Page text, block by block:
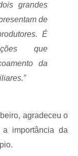
grandes
de
É
que
da
agradeceu o
importância da